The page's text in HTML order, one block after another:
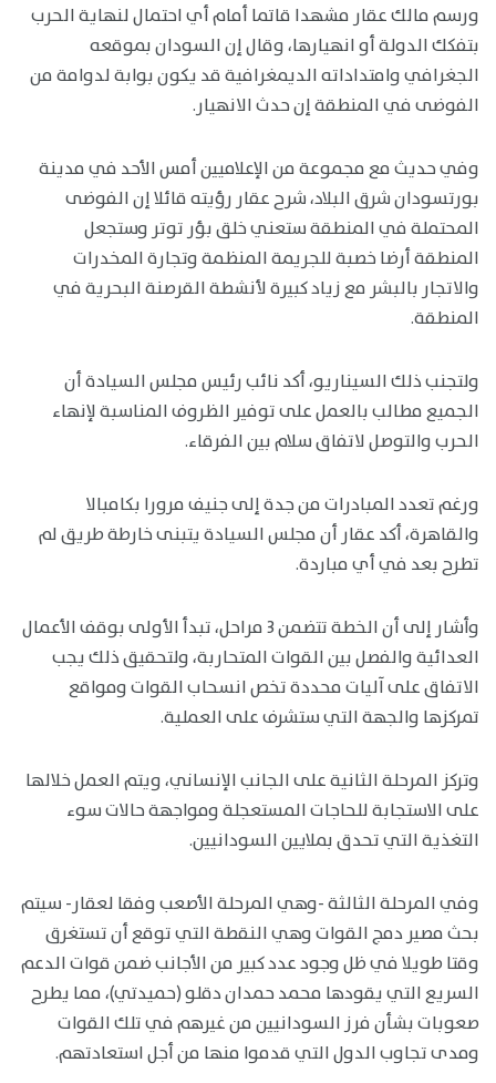
ورسم مالك عقار مشهدا قاتما أمام أي احتمال لنهاية الحرب
بتفكك الدولة أو انهيارها، وقال إن السودان بموقعه
الجغرافي وامتداداته الديمغرافية قد يكون بوابة لدوامة من
الفوضى في المنطقة إن حدث الانهيار.
وفي حديث مع مجموعة من الإعلاميين أمس الأحد في مدينة
بورتسودان شرق البلاد، شرح عقار رؤيته قائلا إن الفوضى
المحتملة في المنطقة ستعني خلق بؤر توتر وستجعل
المنطقة أرضا خصبة للجريمة المنظمة وتجارة المخدرات
والاتجار بالبشر مع زياد كبيرة لأنشطة القرصنة البحرية في
المنطقة.
ولتجنب ذلك السيناريو، أكد نائب رئيس مجلس السيادة أن
الجميع مطالب بالعمل على توفير الظروف المناسبة لإنهاء
الحرب والتوصل لاتفاق سلام بين الفرقاء.
ورغم تعدد المبادرات من جدة إلى جنيف مرورا بكامبالا
والقاهرة، أكد عقار أن مجلس السيادة يتبنى خارطة طريق لم
تطرح بعد في أي مباردة.
وأشار إلى أن الخطة تتضمن 3 مراحل، تبدأ الأولى بوقف الأعمال
العدائية والفصل بين القوات المتحاربة، ولتحقيق ذلك يجب
الاتفاق على آليات محددة تخص انسحاب القوات ومواقع
تمركزها والجهة التي ستشرف على العملية.
وتركز المرحلة الثانية على الجانب الإنساني، ويتم العمل خلالها
على الاستجابة للحاجات المستعجلة ومواجهة حالات سوء
التغذية التي تحدق بملايين السودانيين.
وفي المرحلة الثالثة -وهي المرحلة الأصعب وفقا لعقار- سيتم
بحث مصير دمج القوات وهي النقطة التي توقع أن تستغرق
وقتا طويلا في ظل وجود عدد كبير من الأجانب ضمن قوات الدعم
السريع التي يقودها محمد حمدان دقلو (حميدتي)، مما يطرح
صعوبات بشأن فرز السودانيين من غيرهم في تلك القوات
ومدى تجاوب الدول التي قدموا منها من أجل استعادتهم.